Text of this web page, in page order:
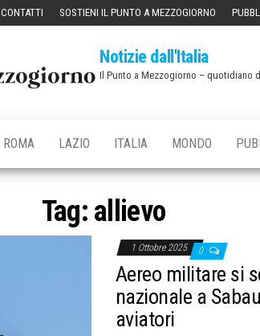
CONTATTI SOSTIENI IL PUNTO A MEZZOGIORNO
Notizie dall'Italia
Il Punto a Mezzogiorno – quotidiano
ROMA LAZIO ITALIA MONDO
Tag: allievo
1 Ottobre 2025 0
Aereo militare si
nazionale a
aviatori